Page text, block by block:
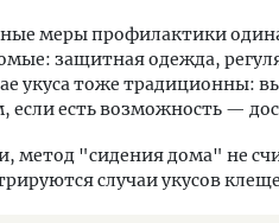
меры профилактики
защитная одежда,
укуса тоже традиционны:
если есть возможность —
метод "сидения дома" не
случаи укусов